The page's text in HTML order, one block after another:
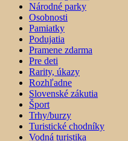
Národné parky
Osobnosti
Pamiatky
Podujatia
Pramene zdarma
Pre deti
Rarity, úkazy
Rozhľadne
Slovenské zákutia
Šport
Trhy/burzy
Turistické chodníky
Vodná turistika